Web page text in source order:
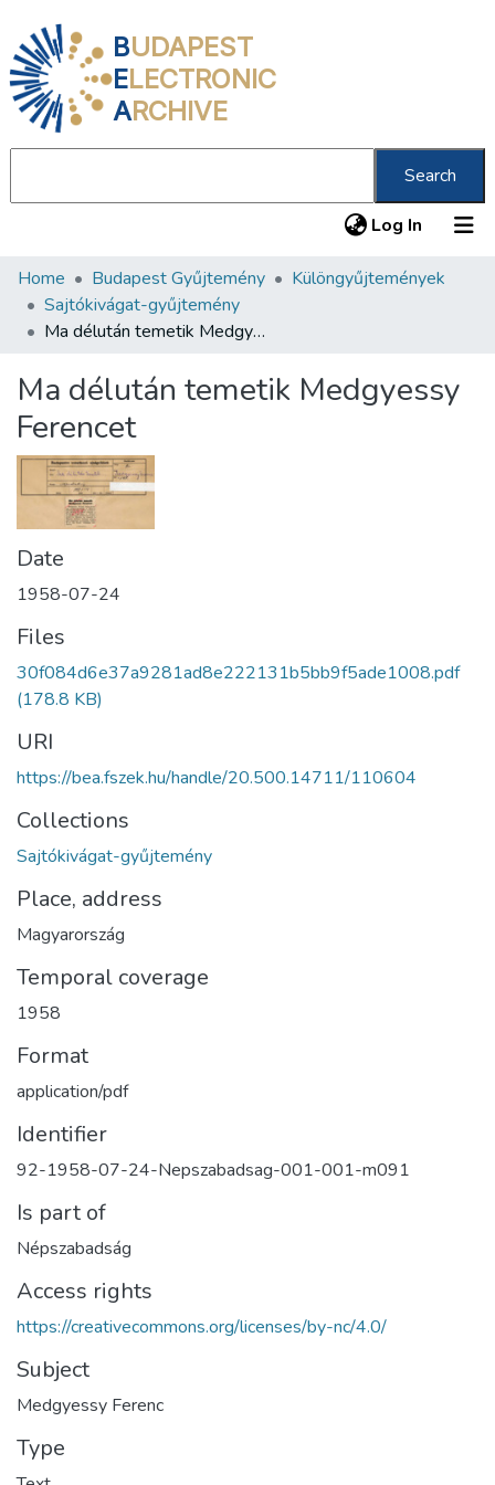
BUDAPEST
ELECTRONIC
ARCHIVE
Search
Log In (current)
Communities & Collections
All of DSpace
About us
Home Budapest Gyűjtemény
Különgyűjtemények
Sajtókivágat-gyűjtemény
Ma délután temetik Medgyessy Ferencet
Ma délután temetik Medgyessy
Ferencet
Date
1958-07-24
Files
30f084d6e37a9281ad8e222131b5bb9f5ade1008.pdf
(178.8 KB)
URI
https://bea.fszek.hu/handle/20.500.14711/110604
Collections
Sajtókivágat-gyűjtemény
Place, address
Magyarország
Temporal coverage
1958
Format
application/pdf
Identifier
92-1958-07-24-Nepszabadsag-001-001-m091
Is part of
Népszabadság
Access rights
https://creativecommons.org/licenses/by-nc/4.0/
Subject
Medgyessy Ferenc
Type